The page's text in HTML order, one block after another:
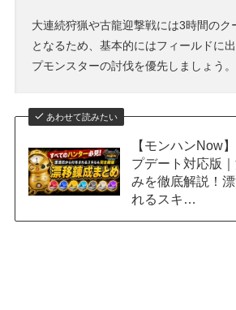
大連続狩猟や古龍迎撃戦には3時間のク
となるため、基本的にはフィールドに
プモンスターの討伐を優先しましょう。
あわせて読みたい
【モンハンNow
プデート対応版
みを徹底解説！
れるスキ…